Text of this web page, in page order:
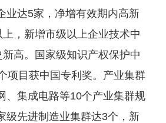
业达5家，净增有效期内高新
，新增市级以上企业技术中
高。国家级知识产权保护中
项目获中国专利奖。产业集群
、集成电路等10个产业集群规
级先进制造业集群达3个，新